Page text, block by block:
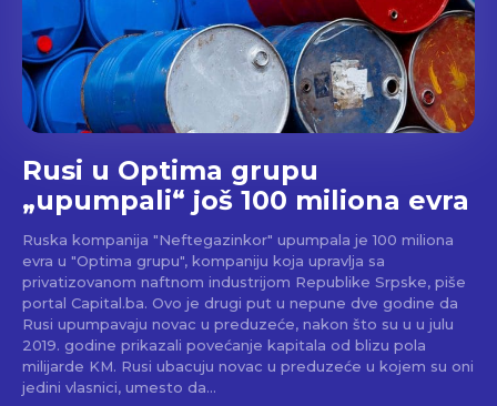
Rusi u Optima grupu
„upumpali“ još 100 miliona evra
Ruska kompanija "Neftegazinkor" upumpala je 100 miliona
evra u "Optima grupu", kompaniju koja upravlja sa
privatizovanom naftnom industrijom Republike Srpske, piše
portal Capital.ba. Ovo je drugi put u nepune dve godine da
Rusi upumpavaju novac u preduzeće, nakon što su u u julu
2019. godine prikazali povećanje kapitala od blizu pola
milijarde KM. Rusi ubacuju novac u preduzeće u kojem su oni
jedini vlasnici, umesto da...